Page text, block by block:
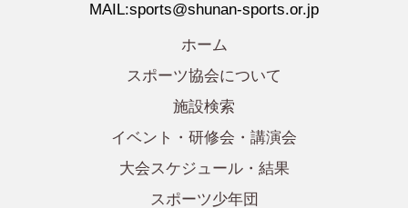
MAIL:sports@shunan-sports.or.jp
ホーム
スポーツ協会について
施設検索
イベント・研修会・講演会
大会スケジュール・結果
スポーツ少年団